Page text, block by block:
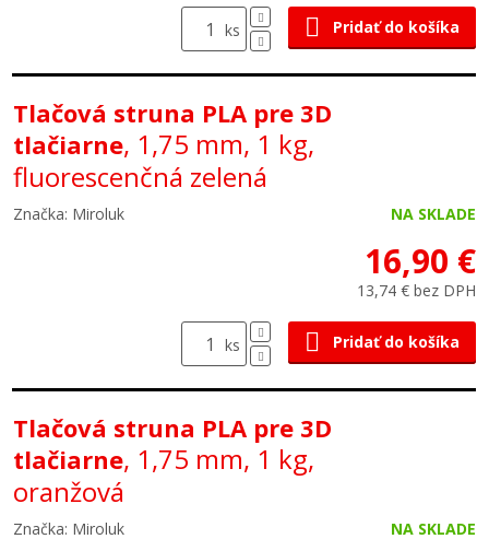
ks Pridať do košíka
Tlačová struna PLA pre 3D
tlačiarne, 1,75 mm, 1 kg,
fluorescenčná zelená
Značka: Miroluk NA SKLADE
16,90 €
13,74 € bez DPH
ks Pridať do košíka
Tlačová struna PLA pre 3D
tlačiarne, 1,75 mm, 1 kg,
oranžová
Značka: Miroluk NA SKLADE